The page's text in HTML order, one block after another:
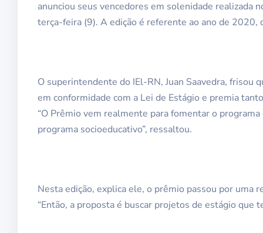
anunciou seus vencedores em solenidade realizada
terça-feira (9). A edição é referente ao ano de 2020,
O superintendente do IEl-RN, Juan Saavedra, frisou
em conformidade com a Lei de Estágio e premia
“O Prêmio vem realmente para fomentar o
programa socioeducativo”, ressaltou.
Nesta edição, explica ele, o prêmio passou por uma
“Então, a proposta é buscar projetos de estágio que